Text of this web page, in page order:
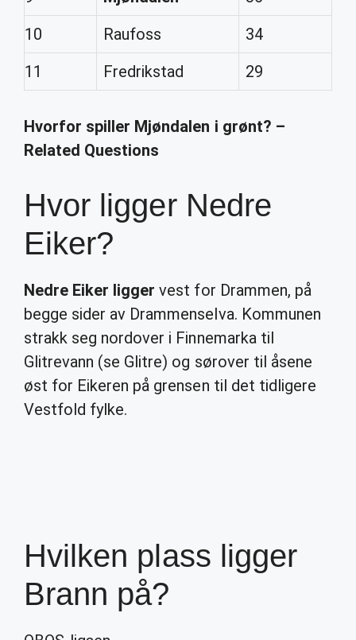
10
Raufoss
34
11
Fredrikstad 29
Hvorfor spiller Mjøndalen i grønt? –
Related Questions
Hvor ligger Nedre
Eiker?
Nedre Eiker ligger vest for Drammen, på
begge sider av Drammenselva. Kommunen
strakk seg nordover i Finnemarka til
Glitrevann (se Glitre) og sørover til åsene
øst for Eikeren på grensen til det tidligere
Vestfold fylke.
Hvilken plass ligger
Brann på?